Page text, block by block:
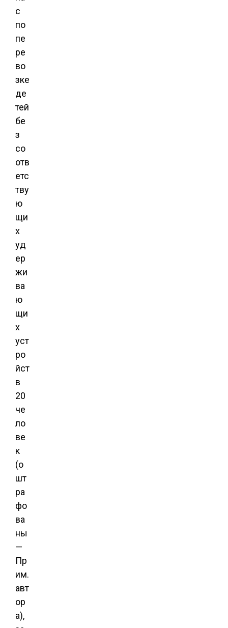
с
по
пе
ре
во
зке
де
тей
бе
з
со
отв
етс
тву
ю
щи
х
уд
ер
жи
ва
ю
щи
х
уст
ро
йст
в
20
че
ло
ве
к
(о
шт
ра
фо
ва
ны
—
Пр
им.
авт
ор
а),